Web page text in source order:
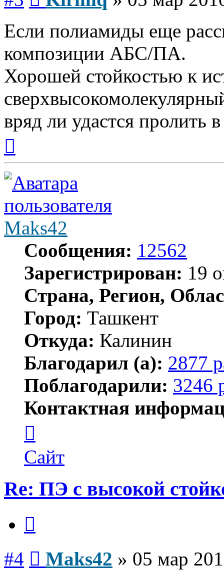
Если полиамиды еще
композиции АБС/ПА.
Хорошей стойкостью к
вряд ли удастся пролить
началу
Maks42
Сообщения: 12562
Зарегистрирован: 19
Страна, Регион,
Город: Ташкент
Откуда: Калинин
Благодарил (а): 2877
Поблагодарили: 3246
Контактная
пользователя
Maks42
Сайт
Re: ПЭ с высокой
#4 Maks42 » 05 мар